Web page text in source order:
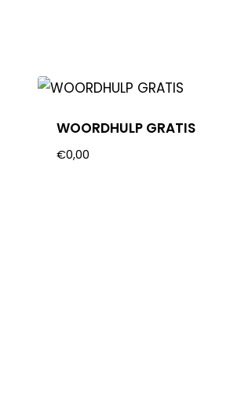
WOORDHULP GRATIS
€0,00